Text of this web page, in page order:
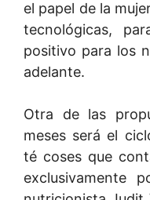
el papel de la
tecnológicas,
positivo para los
adelante.
Otra de las
meses será el
té coses que
exclusivamente